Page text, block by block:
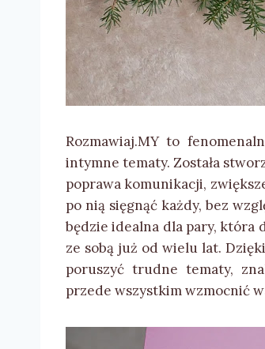
Rozmawiaj.MY to
intymne tematy. Została
poprawa komunikacji,
po nią sięgnąć każdy, bez
będzie idealna dla pary, która
ze sobą już od wielu lat.
poruszyć trudne tematy,
przede wszystkim wzmocnić